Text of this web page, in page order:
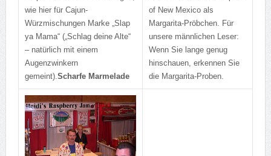
wie hier für Cajun-
Würzmischungen Marke „Slap
ya Mama“ („Schlag deine Alte“
– natürlich mit einem
Augenzwinkern
gemeint).Scharfe Marmelade
of New Mexico als
Margarita-Pröbchen. Für
unsere männlichen Leser:
Wenn Sie lange genug
hinschauen, erkennen Sie
die Margarita-Proben.